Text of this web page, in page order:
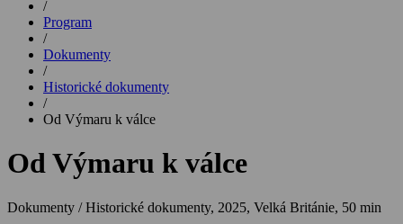
/
Program
/
Dokumenty
/
Historické dokumenty
/
Od Výmaru k válce
Od Výmaru k válce
Dokumenty / Historické dokumenty, 2025, Velká Británie, 50 min